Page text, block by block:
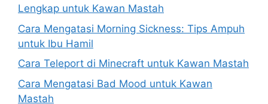
Lengkap untuk Kawan Mastah
Cara Mengatasi Morning Sickness: Tips Ampuh
untuk Ibu Hamil
Cara Teleport di Minecraft untuk Kawan Mastah
Cara Mengatasi Bad Mood untuk Kawan
Mastah